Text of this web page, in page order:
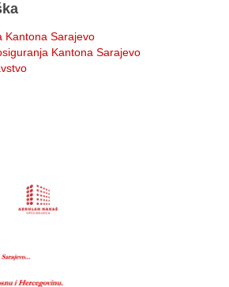
Kantona Sarajevo
Kantona Sarajevo